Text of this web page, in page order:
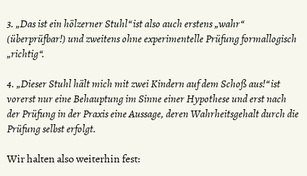
3. „Das ist ein hölzerner Stuhl“ ist also auch erstens „wahr“
(überprüfbar!) und zweitens ohne experimentelle Prüfung formallogisch
„richtig“.
4. „Dieser Stuhl hält mich mit zwei Kindern auf dem Schoß aus!“ ist
vorerst nur eine Behauptung im Sinne einer Hypothese und erst nach
der Prüfung in der Praxis eine Aussage, deren Wahrheitsgehalt durch die
Prüfung selbst erfolgt.
Wir halten also weiterhin fest: